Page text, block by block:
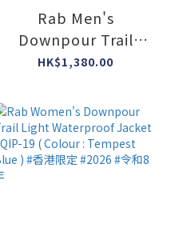
Rab Men's
Downpour Trail
Light Waterproof
Colour : Anthracite )
#香港限定 #2026 #令
和8年
HK$1,380.00